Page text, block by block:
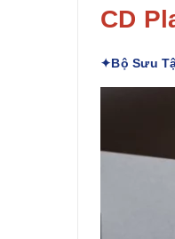
CD
✦Bộ Sưu